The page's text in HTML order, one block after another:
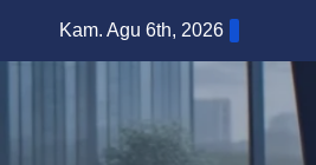
Kam. Agu 6th, 2026